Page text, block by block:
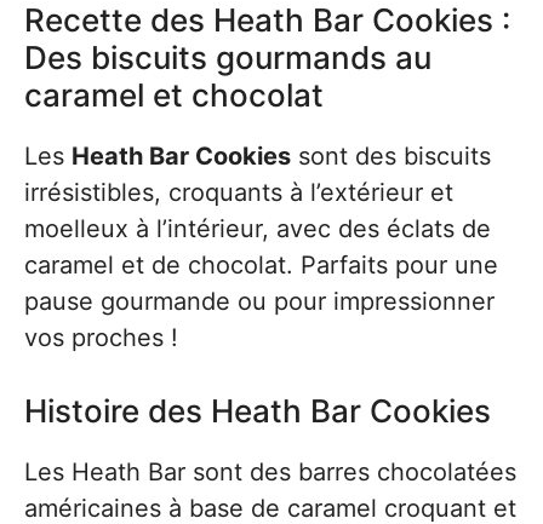
Recette des Heath Bar Cookies :
Des biscuits gourmands au
caramel et chocolat
Les Heath Bar Cookies sont des biscuits
irrésistibles, croquants à l’extérieur et
moelleux à l’intérieur, avec des éclats de
caramel et de chocolat. Parfaits pour une
pause gourmande ou pour impressionner
vos proches !
Histoire des Heath Bar Cookies
Les Heath Bar sont des barres chocolatées
américaines à base de caramel croquant et